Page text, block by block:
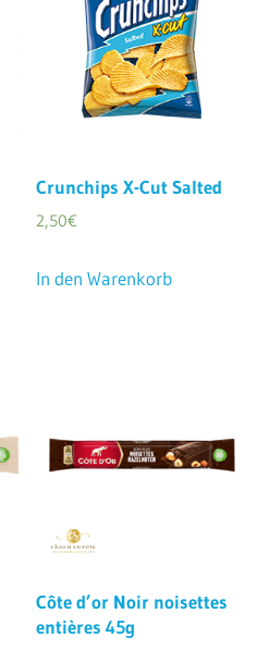
Crunchips X-Cut Salted
2,50€
In den Warenkorb
Côte d’or Noir noisettes
entières 45g